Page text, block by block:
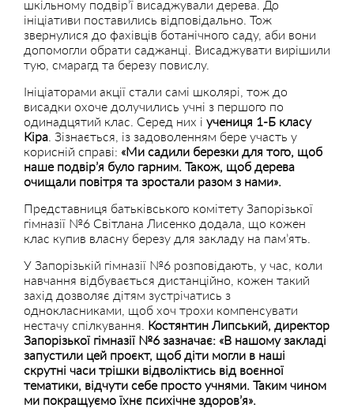
шкільному подвір’ї висаджували дерева. До
ініціативи поставились відповідально. Тож
звернулися до фахівців ботанічного саду, аби вони
допомогли обрати саджанці. Висаджувати вирішили
тую, смарагд та березу повислу.
Ініціаторами акції стали самі школярі, тож до
висадки охоче долучились учні з першого по
одинадцятий клас. Серед них і учениця 1-Б класу
Кіра . Зізнається, із задоволенням бере участь у
корисній справі: «Ми садили березки для того, щоб
наше подвір’я було гарним. Також, щоб дерева
очищали повітря та зростали разом з нами».
Представниця батьківського комітету Запорізької
гімназії №6 Світлана Лисенко додала, що кожен
клас купив власну березу для закладу на пам’ять.
У Запорізькій гімназії №6 розповідають, у час, коли
навчання відбувається дистанційно, кожен такий
захід дозволяє дітям зустрічатись з
однокласниками, щоб хоч трохи компенсувати
нестачу спілкування. Костянтин Липський, директор
Запорізької гімназії №6 зазначає: «В нашому закладі
запустили цей проєкт, щоб діти могли в наші
скрутні часи трішки відволіктись від воєнної
тематики, відчути себе просто учнями. Таким чином
ми покращуємо їхнє психічне здоров’я».